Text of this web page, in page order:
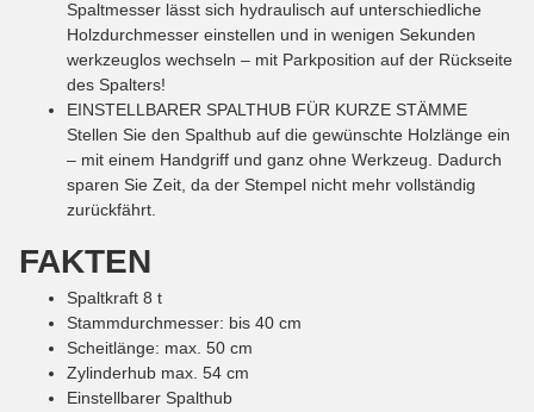
Spaltmesser lässt sich hydraulisch auf unterschiedliche
Holzdurchmesser einstellen und in wenigen Sekunden
werkzeuglos wechseln – mit Parkposition auf der Rückseite
des Spalters!
EINSTELLBARER SPALTHUB FÜR KURZE STÄMME
Stellen Sie den Spalthub auf die gewünschte Holzlänge ein
– mit einem Handgriff und ganz ohne Werkzeug. Dadurch
sparen Sie Zeit, da der Stempel nicht mehr vollständig
zurückfährt.
FAKTEN
Spaltkraft 8 t
Stammdurchmesser: bis 40 cm
Scheitlänge: max. 50 cm
Zylinderhub max. 54 cm
Einstellbarer Spalthub